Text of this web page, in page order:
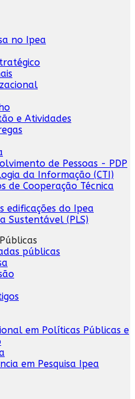
no Ipea
e Atividades
de Pessoas - PDP
da Informação (CTI)
de Cooperação Técnica
edificações do Ipea
Sustentável (PLS)
públicas
em Políticas Públicas e
em Pesquisa Ipea